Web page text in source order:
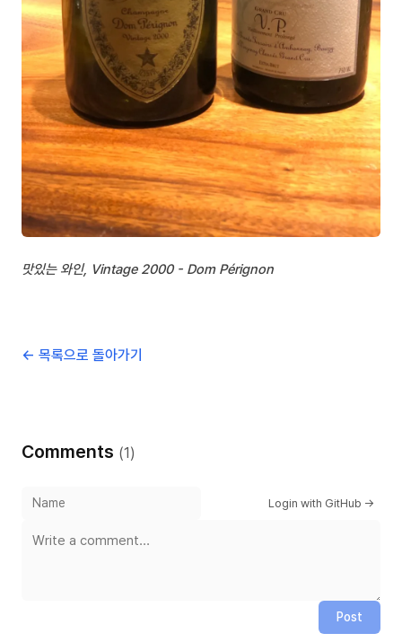
맛있는 와인, Vintage 2000 - Dom Pérignon
← 목록으로 돌아가기
Comments (1 )
Login with GitHub →
Post